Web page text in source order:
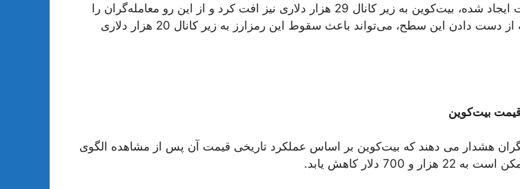
به دلیل وضعیت ایجاد شده، بیت‌کوین به زیر کانال 29 هزار دلاری نیز افت کرد و از این رو معامله‌گران را
نگران کرده که از دست دادن این سطح، می‌تواند باعث سقوط این رمزارز به زیر کانال 20 هزار دلاری
قیمت بیت‌کوین
هشدار می دهند که بیت‌کوین بر اساس عملکرد تاریخی قیمت آن پس از مشاهده الگوی
و 700 دلار کاهش یابد.